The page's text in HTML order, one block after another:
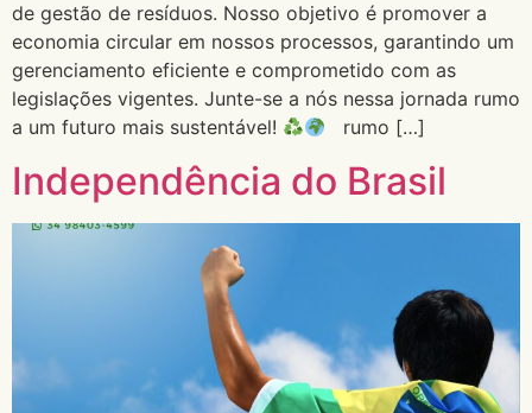
de gestão de resíduos. Nosso objetivo é promover a
economia circular em nossos processos, garantindo um
gerenciamento eficiente e comprometido com as
legislações vigentes. Junte-se a nós nessa jornada rumo
a um futuro mais sustentável!
rumo […]
Independência do Brasil